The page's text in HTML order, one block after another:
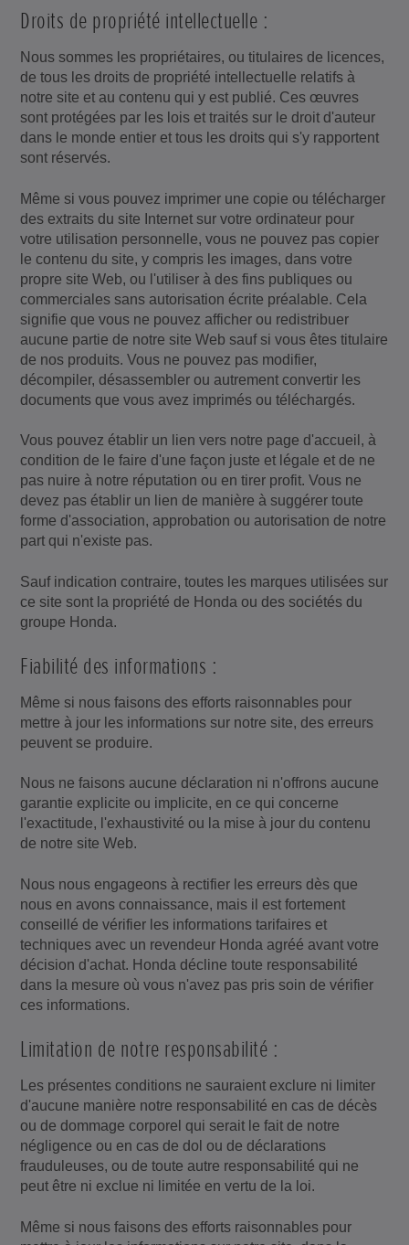
Droits de propriété intellectuelle :
Nous sommes les propriétaires, ou titulaires de licences,
de tous les droits de propriété intellectuelle relatifs à
notre site et au contenu qui y est publié. Ces œuvres
sont protégées par les lois et traités sur le droit d'auteur
dans le monde entier et tous les droits qui s'y rapportent
sont réservés.
Même si vous pouvez imprimer une copie ou télécharger
des extraits du site Internet sur votre ordinateur pour
votre utilisation personnelle, vous ne pouvez pas copier
le contenu du site, y compris les images, dans votre
propre site Web, ou l'utiliser à des fins publiques ou
commerciales sans autorisation écrite préalable. Cela
signifie que vous ne pouvez afficher ou redistribuer
aucune partie de notre site Web sauf si vous êtes titulaire
de nos produits. Vous ne pouvez pas modifier,
décompiler, désassembler ou autrement convertir les
documents que vous avez imprimés ou téléchargés.
Vous pouvez établir un lien vers notre page d'accueil, à
condition de le faire d'une façon juste et légale et de ne
pas nuire à notre réputation ou en tirer profit. Vous ne
devez pas établir un lien de manière à suggérer toute
forme d'association, approbation ou autorisation de notre
part qui n'existe pas.
Sauf indication contraire, toutes les marques utilisées sur
ce site sont la propriété de Honda ou des sociétés du
groupe Honda.
Fiabilité des informations :
Même si nous faisons des efforts raisonnables pour
mettre à jour les informations sur notre site, des erreurs
peuvent se produire.
Nous ne faisons aucune déclaration ni n'offrons aucune
garantie explicite ou implicite, en ce qui concerne
l'exactitude, l'exhaustivité ou la mise à jour du contenu
de notre site Web.
Nous nous engageons à rectifier les erreurs dès que
nous en avons connaissance, mais il est fortement
conseillé de vérifier les informations tarifaires et
techniques avec un revendeur Honda agréé avant votre
décision d'achat. Honda décline toute responsabilité
dans la mesure où vous n'avez pas pris soin de vérifier
ces informations.
Limitation de notre responsabilité :
Les présentes conditions ne sauraient exclure ni limiter
d'aucune manière notre responsabilité en cas de décès
ou de dommage corporel qui serait le fait de notre
négligence ou en cas de dol ou de déclarations
frauduleuses, ou de toute autre responsabilité qui ne
peut être ni exclue ni limitée en vertu de la loi.
Même si nous faisons des efforts raisonnables pour